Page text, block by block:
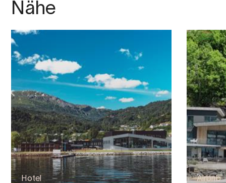
Nähe
Hotel Airbnb